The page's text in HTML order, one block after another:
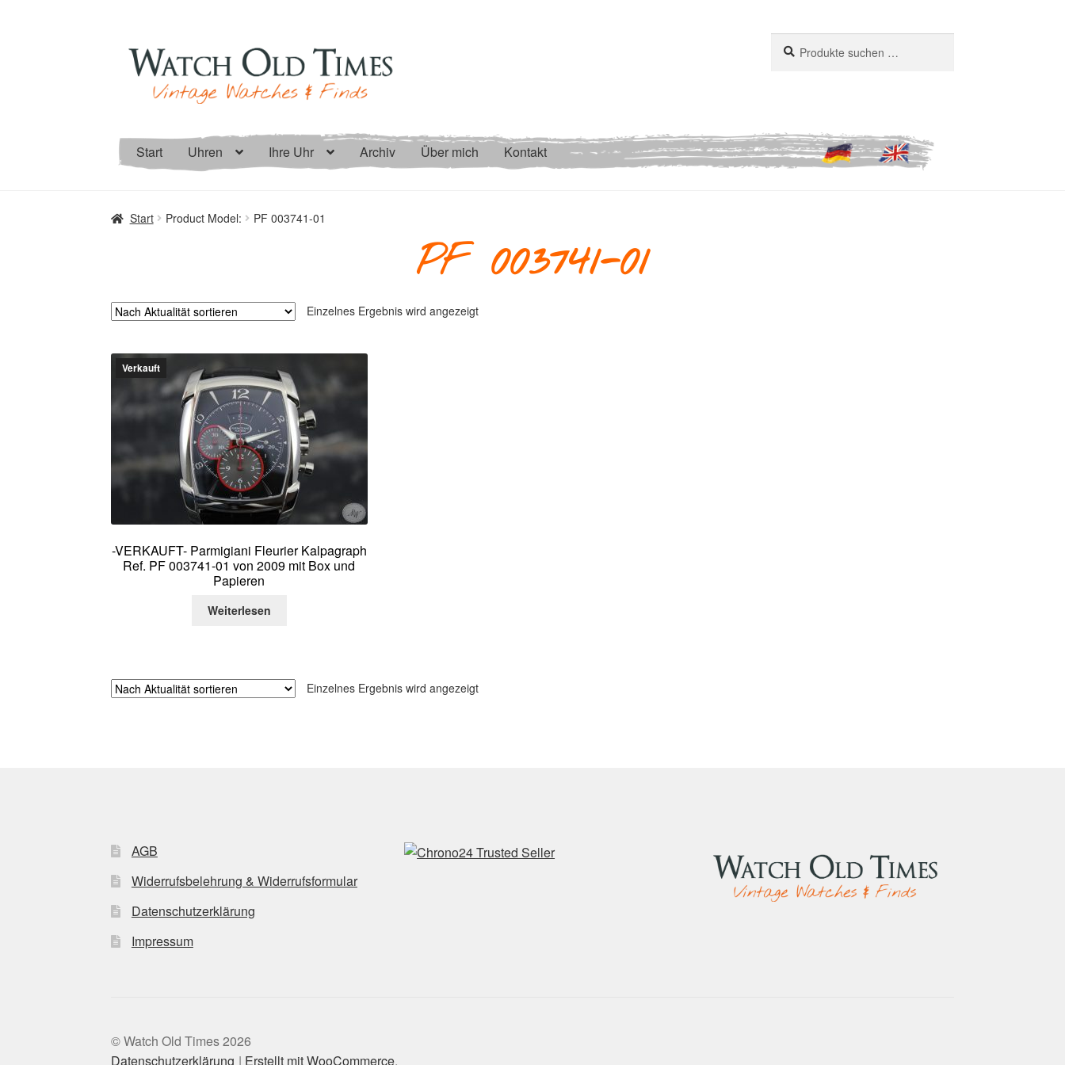
Navigation
springen
Inhalt
springen
nach:
Start Uhren Ihre Uhr Archiv Über mich Kontakt
Start Product Model: PF 003741-01
PF 003741-01
Einzelnes Ergebnis wird angezeigt
Verkauft
-VERKAUFT- Parmigiani Fleurier Kalpagraph
Ref. PF 003741-01 von 2009 mit Box und
Papieren
Weiterlesen
Einzelnes Ergebnis wird angezeigt
AGB
Widerrufsbelehrung & Widerrufsformular
Datenschutzerklärung
Impressum
© Watch Old Times 2026
Datenschutzerklärung
Erstellt mit WooCommerce.